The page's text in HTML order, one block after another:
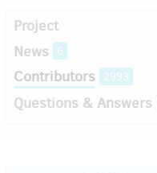
Project
News
6
Contributors 2993
Questions & Answers